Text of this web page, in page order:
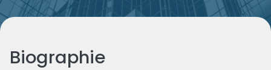
Biographie